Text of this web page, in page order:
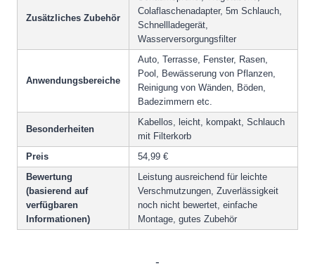
Zusätzliches Zubehör
Colaflaschenadapter, 5m Schlauch,
Schnellladegerät,
Wasserversorgungsfilter
Anwendungsbereiche
Auto, Terrasse, Fenster, Rasen,
Pool, Bewässerung von Pflanzen,
Reinigung von Wänden, Böden,
Badezimmern etc.
Besonderheiten
Kabellos, leicht, kompakt, Schlauch
mit Filterkorb
Preis
54,99 €
Bewertung
(basierend auf
verfügbaren
Informationen)
Leistung ausreichend für leichte
Verschmutzungen, Zuverlässigkeit
noch nicht bewertet, einfache
Montage, gutes Zubehör
-